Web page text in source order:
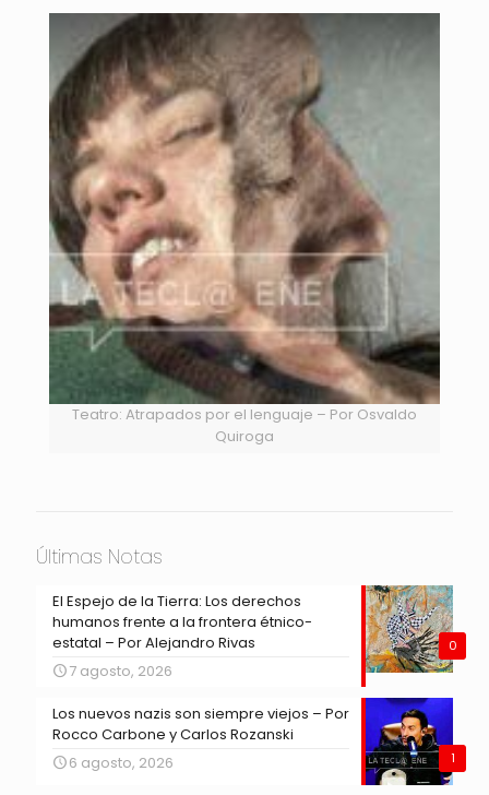
Teatro: Atrapados por el lenguaje – Por Osvaldo
Quiroga
Últimas Notas
0
El Espejo de la Tierra: Los derechos
humanos frente a la frontera étnico-
estatal – Por Alejandro Rivas
7 agosto, 2026
1
Los nuevos nazis son siempre viejos – Por
Rocco Carbone y Carlos Rozanski
6 agosto, 2026